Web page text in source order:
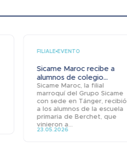
FILIALE EVENTO
Sicame Maroc recibe a
alumnos de colegio...
Sicame Maroc, la filial
marroquí del Grupo Sicame
con sede en Tánger, recibió
a los alumnos de la escuela
primaria de Berchet, que
vinieron a...
23.05.2026